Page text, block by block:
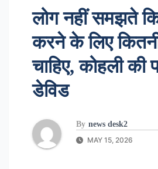
लोग नहीं समझते
करने के लिए
चाहिए, कोहली की
डेविड
By news desk2
MAY 15, 2026